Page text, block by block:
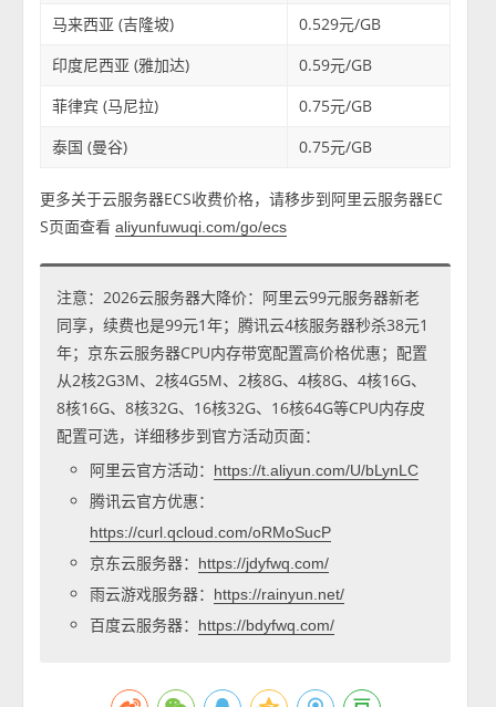
马来西亚 (吉隆坡)
0.529元/GB
印度尼西亚 (雅加达)
0.59元/GB
菲律宾 (马尼拉)
0.75元/GB
泰国 (曼谷)
0.75元/GB
更多关于云服务器ECS收费价格，请移步到阿里云服务器EC
S页面查看aliyunfuwuqi.com/go/ecs
注意：2026云服务器大降价：阿里云99元服务器新老
同享，续费也是99元1年；腾讯云4核服务器秒杀38元1
年；京东云服务器CPU内存带宽配置高价格优惠；配置
从2核2G3M、2核4G5M、2核8G、4核8G、4核16G、
8核16G、8核32G、16核32G、16核64G等CPU内存皮
配置可选，详细移步到官方活动页面：
阿里云官方活动：
https://t.aliyun.com/U/bLynLC
腾讯云官方优惠：
https://curl.qcloud.com/oRMoSucP
京东云服务器： https://jdyfwq.com/
雨云游戏服务器： https://rainyun.net/
百度云服务器： https://bdyfwq.com/